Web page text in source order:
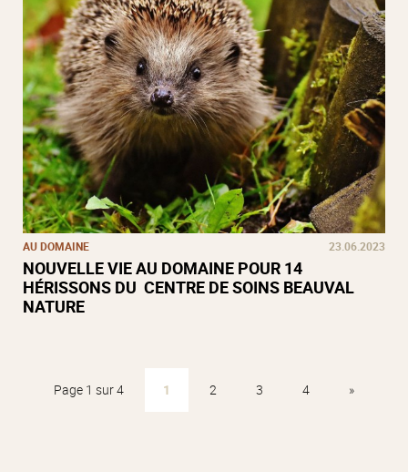
AU DOMAINE 23.06.2023
NOUVELLE VIE AU DOMAINE POUR 14
HÉRISSONS DU CENTRE DE SOINS BEAUVAL
NATURE
Page 1 sur 4 1 2 3 4 »